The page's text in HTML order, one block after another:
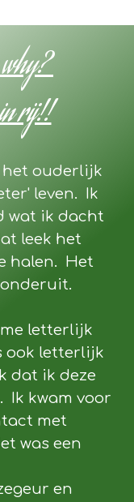
rij!!
het ouderlijk
leven. Ik
wat ik dacht
leek het
halen. Het
letterlijk
ook letterlijk
dat ik deze
Ik kwam voor
met
was een
en